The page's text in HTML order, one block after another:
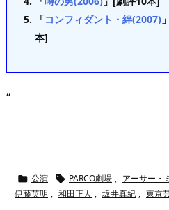
「コンフィダント・絆(2007)
本]
“
 公演  PARCO劇場 , アーサー・
伊藤英明 , 和田正人 , 坂井真紀 , 東京